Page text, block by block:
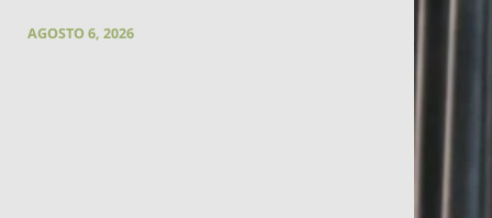
AGOSTO 6, 2026